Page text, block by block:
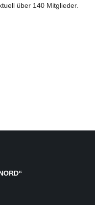
über 140 Mitglieder.